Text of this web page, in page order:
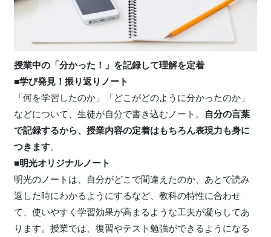
授業中の「分かった！」を記録して理解を定着
■学び発見！振り返りノート
「何を学習したのか」「どこがどのように分かったのか」
などについて、生徒が自分で書き込むノート。
自分の言葉
で記録するから、授業内容の定着はもちろん表現力も身に
つきます。
■明光オリジナルノート
明光のノートは、自分がどこで間違えたのか、あとで読み
返した時にわかるようにするなど、教科の特性に合わせ
て、使いやすく学習効果が高まるような工夫が凝らしてあ
ります。授業では、復習やテスト勉強ができるようになる